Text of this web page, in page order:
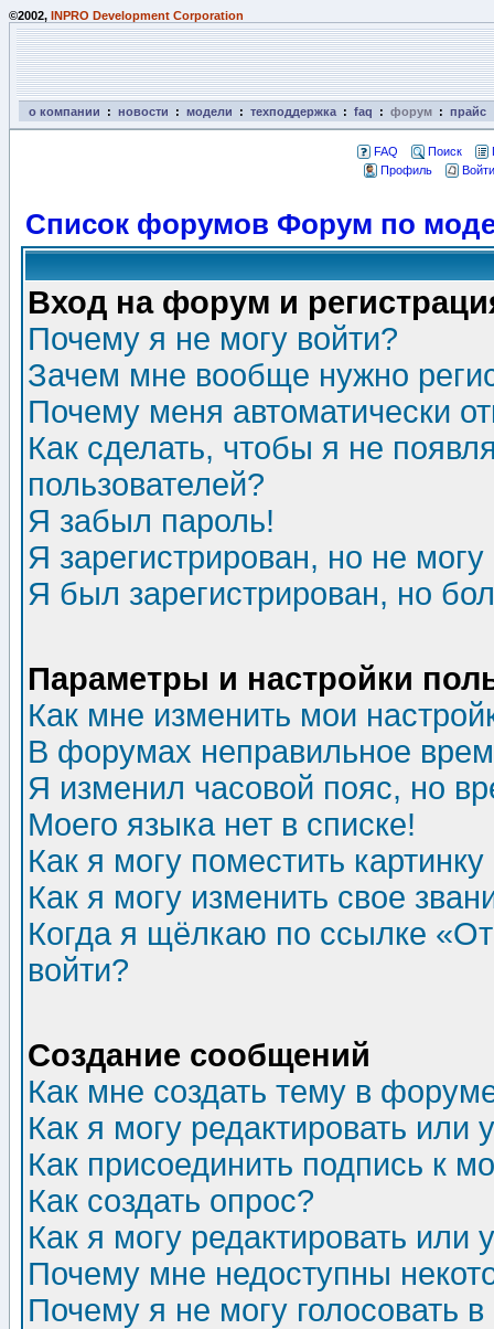
©2002, INPRO Development Corporation
о компании : новости : модели : техподдержка : faq : форум : прайс
FAQ Поиск
Профиль
Список форумов Форум по
Вход на форум и
Почему я не могу войти?
Зачем мне вообще нужно
Почему меня автоматически
Как сделать, чтобы я не
пользователей?
Я забыл пароль!
Я зарегистрирован, но не могу
Я был зарегистрирован, но
Параметры и настройки
Как мне изменить мои
В форумах неправильное
Я изменил часовой пояс, но
Моего языка нет в списке!
Как я могу поместить
Как я могу изменить свое
Когда я щёлкаю по ссылке
войти?
Создание сообщений
Как мне создать тему в
Как я могу редактировать или
Как присоединить подпись к
Как создать опрос?
Как я могу редактировать или
Почему мне недоступны
Почему я не могу голосовать